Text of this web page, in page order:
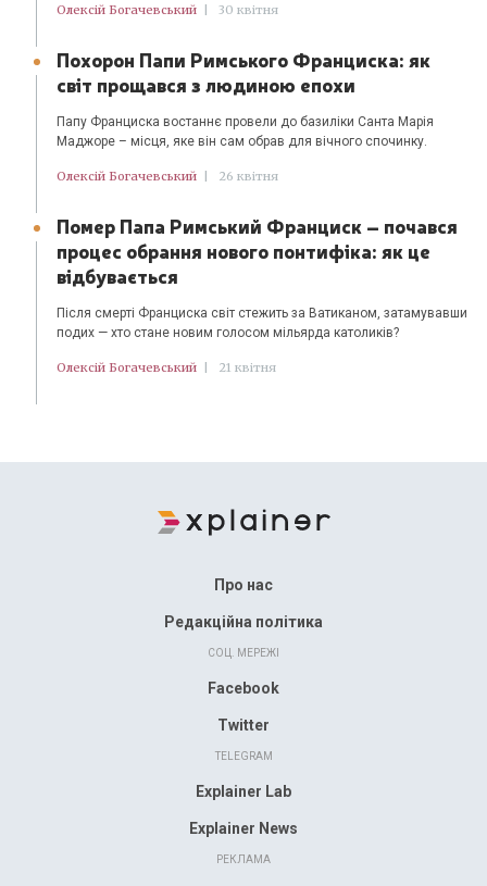
Олексій Богачевський | 30 квітня
Похорон Папи Римського Франциска: як
світ прощався з людиною епохи
Папу Франциска востаннє провели до базиліки Санта Марія
Маджоре – місця, яке він сам обрав для вічного спочинку.
Олексій Богачевський | 26 квітня
Помер Папа Римський Франциск – почався
процес обрання нового понтифіка: як це
відбувається
Після смерті Франциска світ стежить за Ватиканом, затамувавши
подих — хто стане новим голосом мільярда католиків?
Олексій Богачевський | 21 квітня
Про нас
Редакційна політика
СОЦ. МЕРЕЖІ
Facebook
Twitter
TELEGRAM
Explainer Lab
Explainer News
РЕКЛАМА